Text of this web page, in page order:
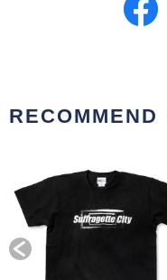
RECOMMEND